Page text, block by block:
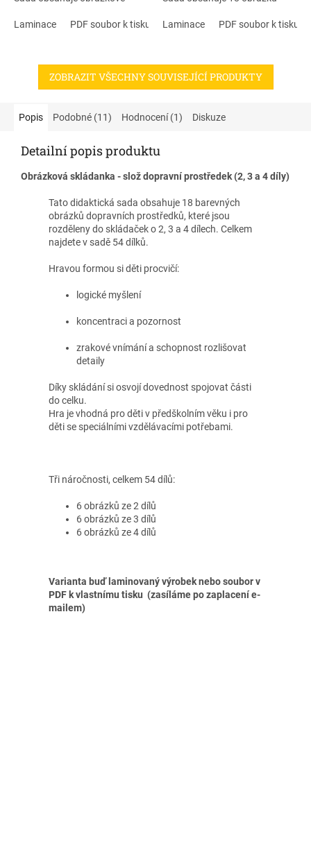
Děti si při skládání obrázků
rozlišovat detaily a spojovat
části obrázků v celek. Učí se
trpělivosti a koncentraci
určena dětem předškolního
vzdělávacími potřebami. Sada
obsahuje 18 obrázků (celkem
54 dílů).
Laminace PDF soubor k tisku
Děti si hravým způsobem
zrakové vnímání. Naučí se
rozlišovat detaily obrázků a
spojovat části v celek.
předškolního věku a dětem se
Laminace PDF soubor k tisku
ZOBRAZIT VŠECHNY SOUVISEJÍCÍ PRODUKTY
Popis Podobné (11) Hodnocení (1) Diskuze
Detailní popis produktu
Obrázková skládanka - slož dopravní prostředek (2, 3 a 4 díly)
Tato didaktická sada obsahuje 18 barevných
obrázků dopravních prostředků, které jsou
rozděleny do skládaček o 2, 3 a 4 dílech. Celkem
najdete v sadě 54 dílků.
Hravou formou si děti procvičí:
logické myšlení
koncentraci a pozornost
zrakové vnímání a schopnost rozlišovat
detaily
Díky skládání si osvojí dovednost spojovat části
do celku.
Hra je vhodná pro děti v předškolním věku i pro
děti se speciálními vzdělávacími potřebami.
Tři náročnosti, celkem 54 dílů:
6 obrázků ze 2 dílů
6 obrázků ze 3 dílů
6 obrázků ze 4 dílů
Varianta buď laminovaný výrobek nebo soubor v
PDF k vlastnímu tisku (zasíláme po zaplacení e-
mailem)